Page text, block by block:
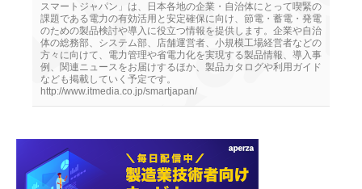
スマートジャパン」は、日本各地の企業・自治体にとって喫緊の
課題である電力の有効活用と安定確保に向け、節電・蓄電・発電
のための製品検討や導入に役立つ情報を提供します。企業や自治
体の総務部、システム部、店舗運営者、小規模工場経営者などの
方々に向けて、電力管理や省電力化を実現する製品情報、導入事
例、関連ニュースをお届けするほか、製品カタログや利用ガイド
なども掲載していく予定です。
http://www.itmedia.co.jp/smartjapan/